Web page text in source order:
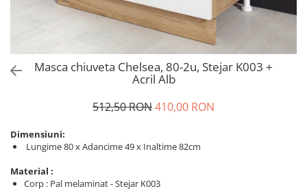
Masca chiuveta Chelsea, 80-2u, Stejar K003 +
Acril Alb
512,50 RON410,00 RON
Dimensiuni:
Lungime 80 x Adancime 49 x Inaltime 82cm
Material :
Corp : Pal melaminat - Stejar K003